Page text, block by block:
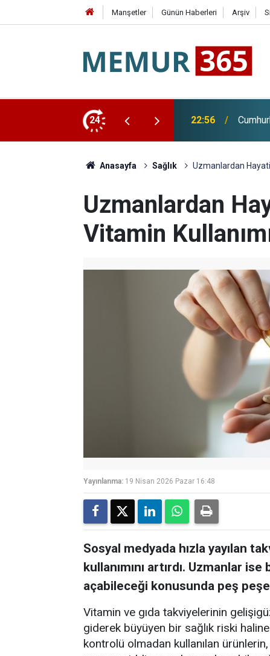
Manşetler Günün Haberleri Arşiv
24
Arabistan'a Gidiyor 22:28
Anasayfa Sağlık Uzmanlardan Hayati
Uzmanlardan
Vitamin
Yayınlanma: 19 Nisan 2026 Pazar 16:48
Sosyal medyada hızla yayılan
kullanımını artırdı. Uzmanlar
açabileceği konusunda peş
Vitamin ve gıda takviyelerinin
giderek büyüyen bir sağlık riski
kontrolü olmadan kullanılan